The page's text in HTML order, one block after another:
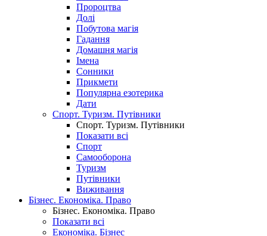
Пророцтва
Долі
Побутова магія
Гадання
Домашня магія
Імена
Сонники
Прикмети
Популярна езотерика
Дати
Спорт. Туризм. Путівники
Спорт. Туризм. Путівники
Показати всі
Спорт
Самооборона
Туризм
Путівники
Виживання
Бізнес. Економіка. Право
Бізнес. Економіка. Право
Показати всі
Економіка. Бізнес